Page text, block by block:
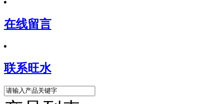
在线留言
联系旺水